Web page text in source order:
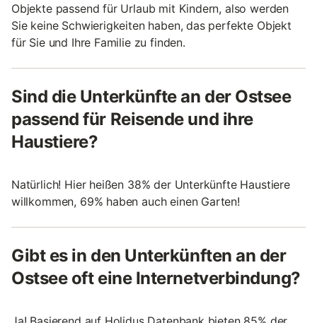
Objekte passend für Urlaub mit Kindern, also werden
Sie keine Schwierigkeiten haben, das perfekte Objekt
für Sie und Ihre Familie zu finden.
Sind die Unterkünfte an der Ostsee
passend für Reisende und ihre
Haustiere?
Natürlich! Hier heißen 38% der Unterkünfte Haustiere
willkommen, 69% haben auch einen Garten!
Gibt es in den Unterkünften an der
Ostsee oft eine Internetverbindung?